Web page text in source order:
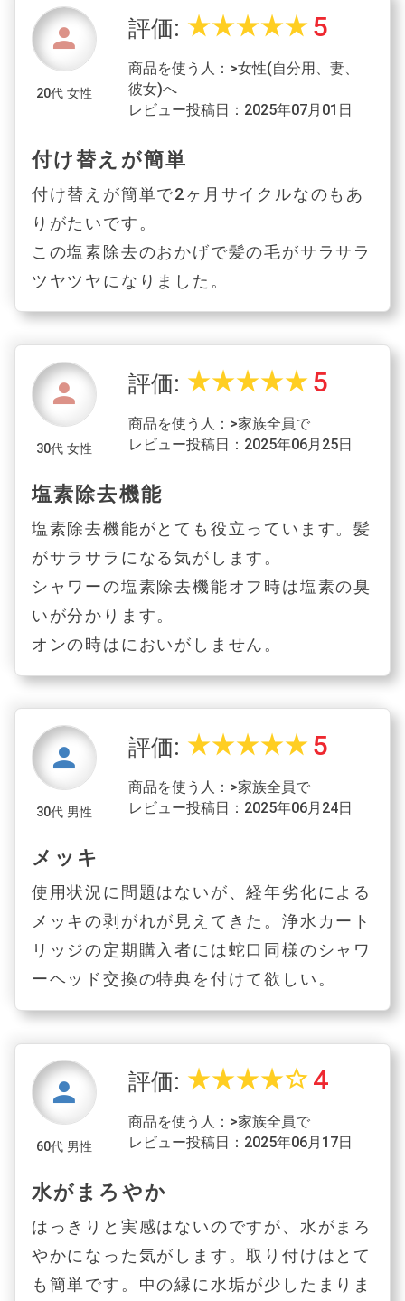
person
20代 女性
評価: star_ratestar_ratestar_ratestar_ratestar_rate 5
商品を使う人：>女性(自分用、妻、
彼女)へ
レビュー投稿日：2025年07月01日
付け替えが簡単
付け替えが簡単で2ヶ月サイクルなのもあ
りがたいです。
この塩素除去のおかげで髪の毛がサラサラ
ツヤツヤになりました。
person
30代 女性
評価: star_ratestar_ratestar_ratestar_ratestar_rate 5
商品を使う人：>家族全員で
レビュー投稿日：2025年06月25日
塩素除去機能
塩素除去機能がとても役立っています。髪
がサラサラになる気がします。
シャワーの塩素除去機能オフ時は塩素の臭
いが分かります。
オンの時はにおいがしません。
person
30代 男性
評価: star_ratestar_ratestar_ratestar_ratestar_rate 5
商品を使う人：>家族全員で
レビュー投稿日：2025年06月24日
メッキ
使用状況に問題はないが、経年劣化による
メッキの剥がれが見えてきた。浄水カート
リッジの定期購入者には蛇口同様のシャワ
ーヘッド交換の特典を付けて欲しい。
person
60代 男性
評価: star_ratestar_ratestar_ratestar_ratestar_border 4
商品を使う人：>家族全員で
レビュー投稿日：2025年06月17日
水がまろやか
はっきりと実感はないのですが、水がまろ
やかになった気がします。取り付けはとて
も簡単です。中の縁に水垢が少したまりま